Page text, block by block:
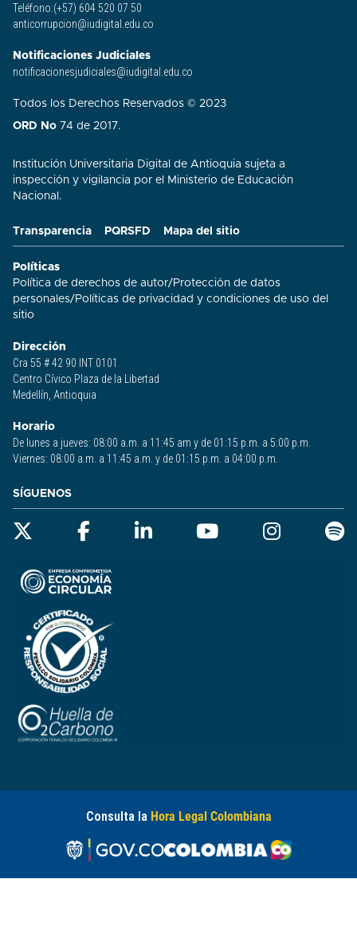
Transparencia PQRSFD Mapa del sitio
Políticas
Política de derechos de autor/Protección de datos
personales/Políticas de privacidad y condiciones de uso del
sitio​
Dirección
Cra 55 # 42 90 INT 0101
Centro Cívico Plaza de la Libertad
Medellín, Antioquia
Horario
De lunes a jueves: 08:00 a.m. a 11:45 am y de 01:15 p.m. a 5:00 p.m.
Viernes: 08:00 a.m. a 11:45 a.m. y de 01:15 p.m. a 04:00 p.m.
Teléfono:(+57) 604 520 07 50
anticorrupcion@iudigital.edu.co
Notificaciones Judiciales
notificacionesjudiciales@iudigital.edu.co
Todos los Derechos Reservados © 2023
ORD No 74 de 2017.
Institución Universitaria Digital de Antioquia sujeta a
inspección y vigilancia por el Ministerio de Educación
Nacional.
SÍGUENOS
Consulta la Hora Legal Colombiana